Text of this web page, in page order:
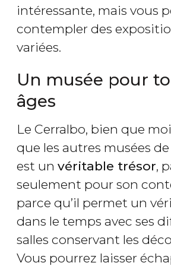
intéressante, mais vous
contempler des
variées.
Un musée pour
âges
Le Cerralbo, bien que
que les autres musées
est un véritable trésor,
seulement pour son
parce qu’il permet un
dans le temps avec ses
salles conservant les
Vous pourrez laisser